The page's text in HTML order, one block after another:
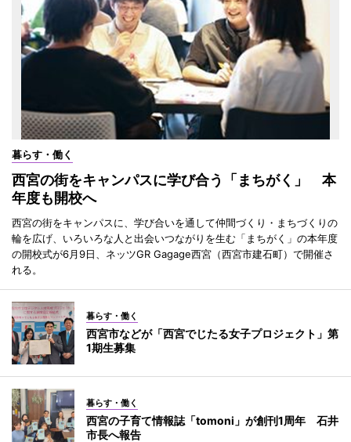
暮らす・働く
西宮の街をキャンパスに学び合う「まちがく」 本
年度も開校へ
西宮の街をキャンパスに、学び合いを通して仲間づくり・まちづくりの
輪を広げ、いろいろな人と出会いつながりを生む「まちがく」の本年度
の開校式が6月9日、ネッツGR Gagage西宮（西宮市建石町）で開催さ
れる。
暮らす・働く
西宮市などが「西宮でじたる女子プロジェクト」第
1期生募集
暮らす・働く
西宮の子育て情報誌「tomoni」が創刊1周年 石井
市長へ報告